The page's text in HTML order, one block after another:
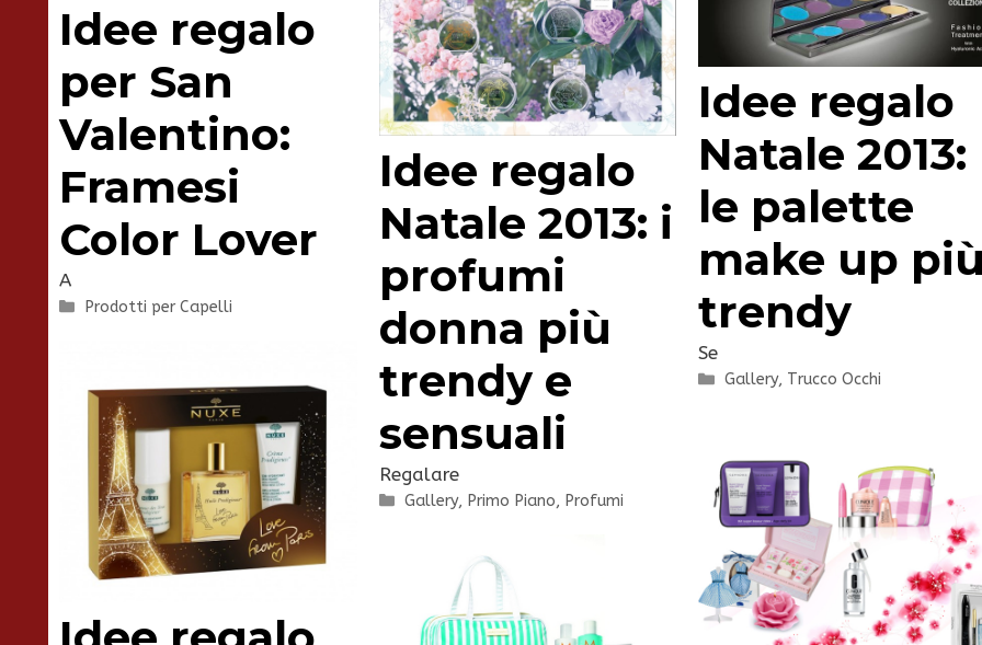
Idee regalo
per San
Valentino:
Framesi
Color Lover
A
Categorie
Prodotti per Capelli
Idee regalo
Natale 2013:
le palette
make up
trendy
Se
Categorie
Gallery, Trucco Occhi
Idee regalo
Natale 2013: i
profumi
donna più
trendy e
sensuali
Regalare
Categorie
Gallery, Primo Piano, Profumi